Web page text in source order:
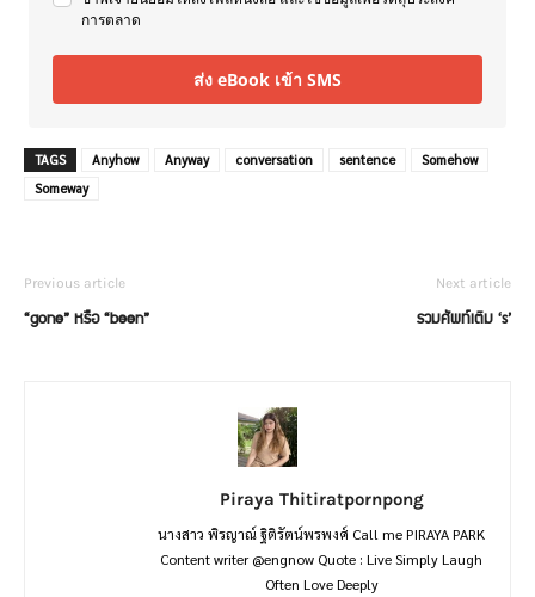
การตลาด
ส่ง eBook เข้า SMS
TAGS Anyhow Anyway conversation sentence
Somehow
Someway
Previous article
“gone” หรือ “been”
Next article
รวมศัพท์เติม ‘s’
Piraya Thitiratpornpong
นางสาว พิรญาณ์ ฐิติรัตน์พรพงศ์ Call me PIRAYA PARK
Content writer @engnow Quote : Live Simply Laugh
Often Love Deeply